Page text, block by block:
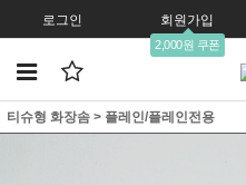
로그인 회원가입
2,000원 쿠폰
티슈형 화장솜 > 플레인/플레인전용